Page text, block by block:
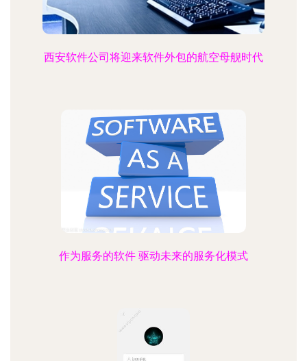
西安软件公司将迎来软件外包的航空母舰时代
作为服务的软件 驱动未来的服务化模式